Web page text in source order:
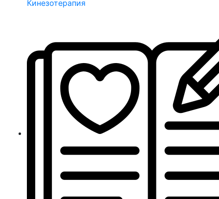
Кинезотерапия